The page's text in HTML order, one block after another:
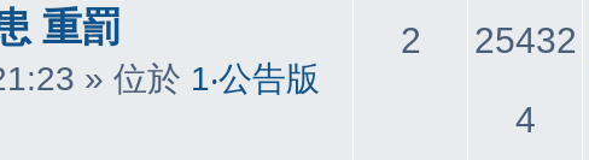
看
重罰
» 位於 1‧公告版
2
25432
4觀